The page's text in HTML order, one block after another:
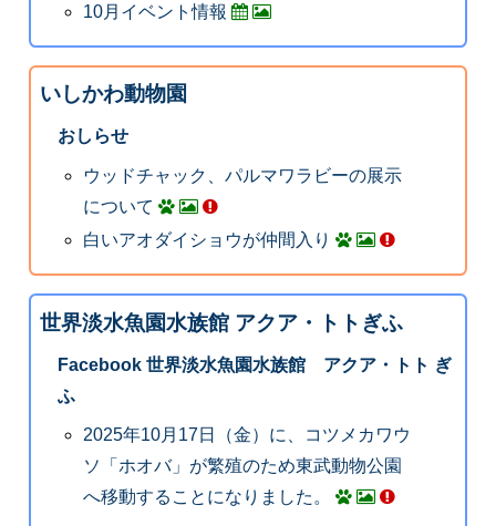
10月イベント情報
いしかわ動物園
おしらせ
ウッドチャック、パルマワラビーの展示
について
白いアオダイショウが仲間入り
世界淡水魚園水族館 アクア・トトぎふ
Facebook 世界淡水魚園水族館 アクア・トト ぎ
ふ
2025年10月17日（金）に、コツメカワウ
ソ「ホオバ」が繁殖のため東武動物公園
へ移動することになりました。